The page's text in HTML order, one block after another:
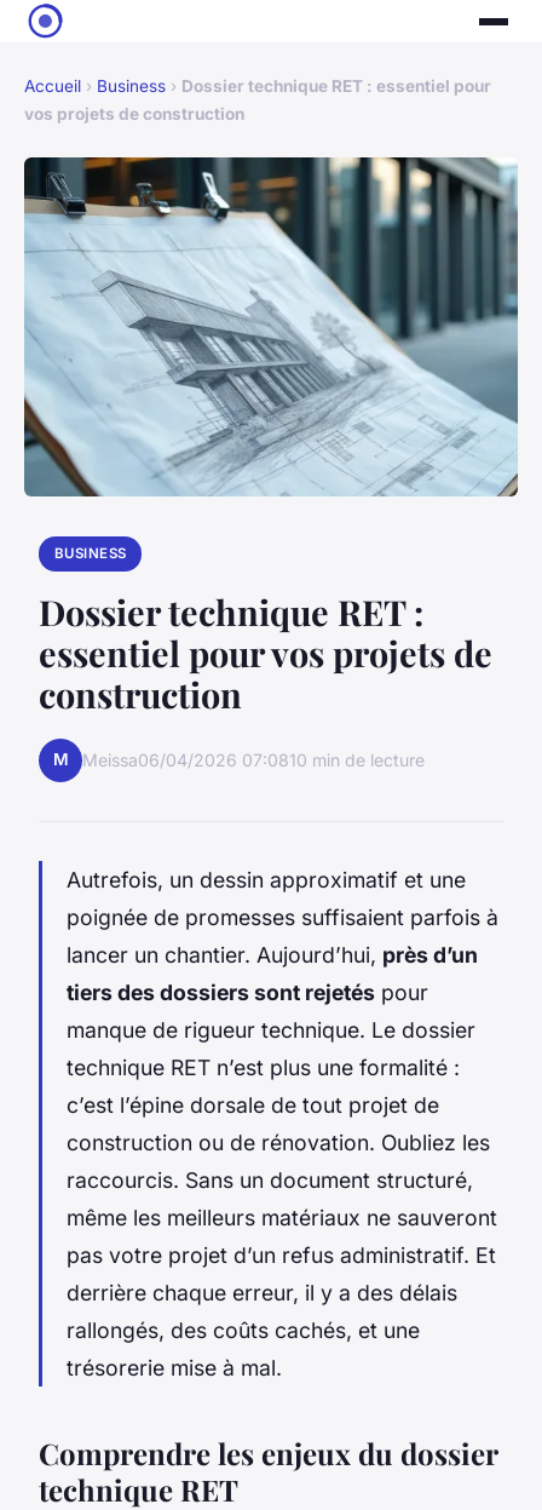
Accueil › Business › Dossier technique RET : essentiel pour
vos projets de construction
BUSINESS
Dossier technique RET :
essentiel pour vos projets de
construction
M Meissa06/04/2026 07:0810 min de lecture
Autrefois, un dessin approximatif et une
poignée de promesses suffisaient parfois à
lancer un chantier. Aujourd’hui, près d’un
tiers des dossiers sont rejetés pour
manque de rigueur technique. Le dossier
technique RET n’est plus une formalité :
c’est l’épine dorsale de tout projet de
construction ou de rénovation. Oubliez les
raccourcis. Sans un document structuré,
même les meilleurs matériaux ne sauveront
pas votre projet d’un refus administratif. Et
derrière chaque erreur, il y a des délais
rallongés, des coûts cachés, et une
trésorerie mise à mal.
Comprendre les enjeux du dossier
technique RET